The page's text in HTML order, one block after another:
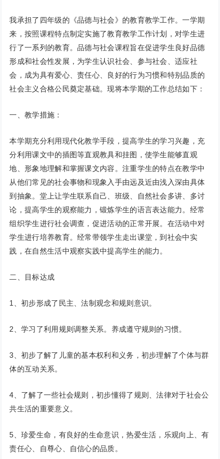
我承担了四年级的《品德与社会》的教育教学工作。一学期
来，按照课程特点制定实施了教育教学工作计划，对学生进
行了一系列的教育。品德与社会课程旨在促进学生良好品德
形成和社会性发展，为学生认识社会、参与社会、适应社
会，成为具有爱心、责任心、良好的行为习惯和特别品质的
社会主义合格公民奠定基础。现将本学期的工作总结如下：
一、教学措施：
本学期充分利用现代化教学手段，提高学生的学习兴趣，充
分利用课文中的插图等直观教具和挂图，使学生能够直观
地、形象地理解和掌握课文内容。注重学生的特点在教学中
从他们常见的社会事物和现象入手由远及近由浅入深由具体
到抽象。堂上让学生联系自己、班级、自然社会多讲、多讨
论，提高学生的观察能力，锻炼学生的语言表达能力。经常
组织学生进行社会调查，促进活动的正常开展。在活动中对
学生进行培养教育。经常带领学生走出课堂，到社会中实
践，在自然生活中观察实践中提高学生的能力。
二、目标达成
1、初步形成了民主、法制观念和规则意识。
2、学习了利用规则调整关系。养成遵守规则的习惯。
3、初步了解了儿童的基本权利和义务，初步理解了个体与群
体的互动关系。
4、了解了一些社会规则，初步懂得了规则、法律对于社会公
共生活的重要意义。
5、珍爱生命，有良好的生命意识，热爱生活，乐观向上、有
责任心、自尊心、自信心的品质。